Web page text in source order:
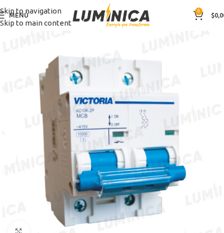
Skip to navigation
Skip to main content
MENÚ
0
$